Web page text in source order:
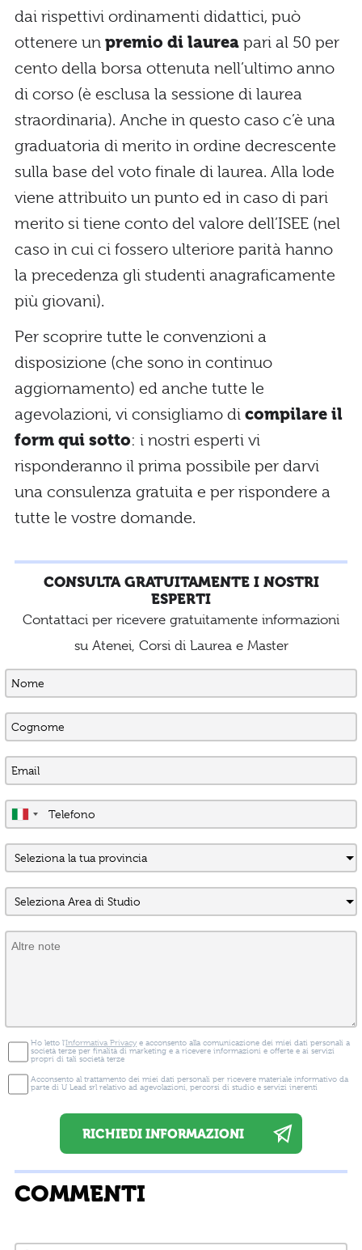
dai rispettivi ordinamenti didattici, può
ottenere un premio di laurea pari al 50 per
cento della borsa ottenuta nell’ultimo anno
di corso (è esclusa la sessione di laurea
straordinaria). Anche in questo caso c’è una
graduatoria di merito in ordine decrescente
sulla base del voto finale di laurea. Alla lode
viene attribuito un punto ed in caso di pari
merito si tiene conto del valore dell’ISEE (nel
caso in cui ci fossero ulteriore parità hanno
la precedenza gli studenti anagraficamente
più giovani).
Per scoprire tutte le convenzioni a
disposizione (che sono in continuo
aggiornamento) ed anche tutte le
agevolazioni, vi consigliamo di compilare il
form qui sotto: i nostri esperti vi
risponderanno il prima possibile per darvi
una consulenza gratuita e per rispondere a
tutte le vostre domande.
CONSULTA GRATUITAMENTE I NOSTRI
ESPERTI
Contattaci per ricevere gratuitamente informazioni
su Atenei, Corsi di Laurea e Master
Ho letto l'Informativa Privacy e acconsento alla comunicazione dei miei dati personali a
società terze per finalità di marketing e a ricevere informazioni e offerte e ai servizi
propri di tali società terze
Acconsento al trattamento dei miei dati personali per ricevere materiale informativo da
parte di U Lead srl relativo ad agevolazioni, percorsi di studio e servizi inerenti
COMMENTI